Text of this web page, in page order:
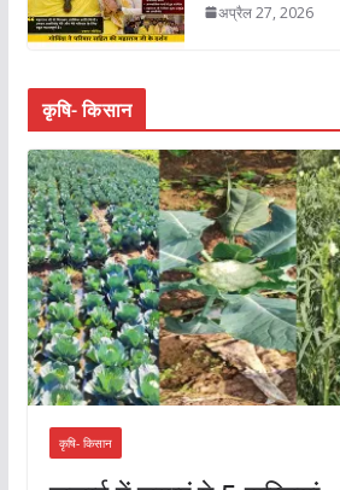
अप्रैल 27, 2026
कृषि- किसान
कृषि- किसान